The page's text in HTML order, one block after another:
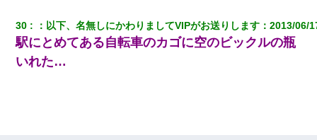
30 ： 以下、名無しにかわりましてVIPがお送りします ：2013/06/
駅にとめてある自転車のカゴに空のビックルの瓶
いれた…